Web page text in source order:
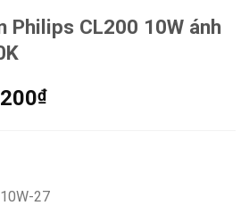
Philips CL200 10W ánh
₫Giá
27